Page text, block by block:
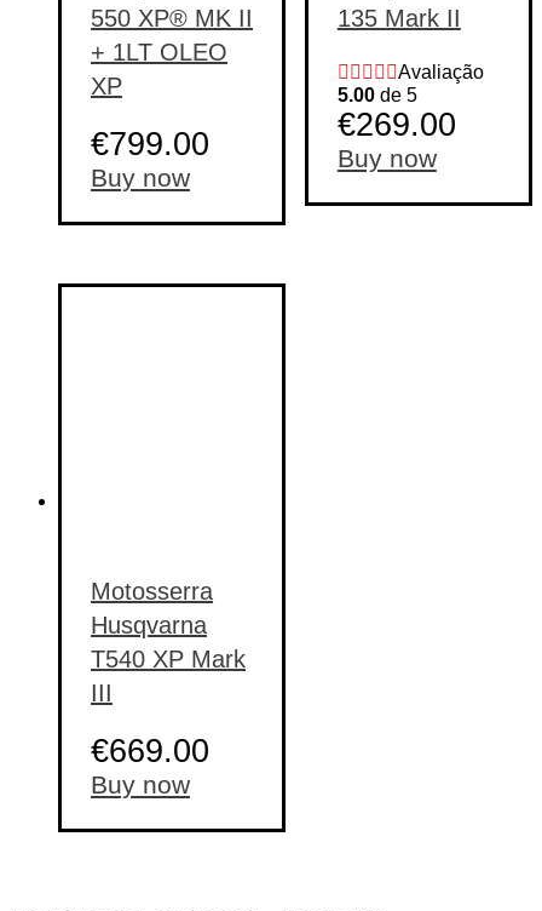
550 XP® MK II
+ 1LT OLEO
XP
€799.00
Buy now
135 Mark II
Avaliação
5.00de 5
€269.00
Buy now
Motosserra
Husqvarna
T540 XP Mark
III
€669.00
Buy now